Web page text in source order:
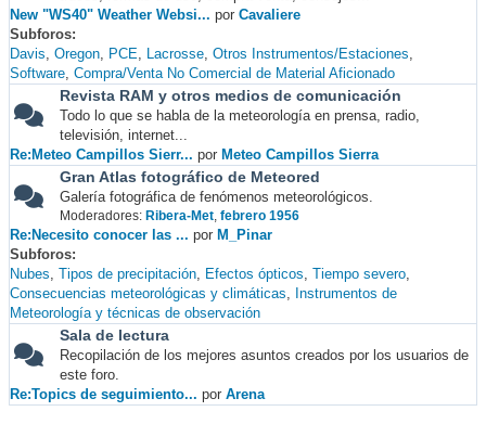
New "WS40" Weather Websi... por Cavaliere
Subforos
Davis Oregon PCE Lacrosse Otros Instrumentos/Estaciones
Software Compra/Venta No Comercial de Material Aficionado
Revista RAM y otros medios de comunicación
Todo lo que se habla de la meteorología en prensa, radio,
televisión, internet...
Re:Meteo Campillos Sierr... por Meteo Campillos Sierra
Gran Atlas fotográfico de Meteored
Galería fotográfica de fenómenos meteorológicos.
Moderadores: Ribera-Met, febrero 1956
Re:Necesito conocer las ... por M_Pinar
Subforos
Nubes Tipos de precipitación Efectos ópticos Tiempo severo
Consecuencias meteorológicas y climáticas
Instrumentos de
Meteorología y técnicas de observación
Sala de lectura
Recopilación de los mejores asuntos creados por los usuarios de
este foro.
Re:Topics de seguimiento... por Arena